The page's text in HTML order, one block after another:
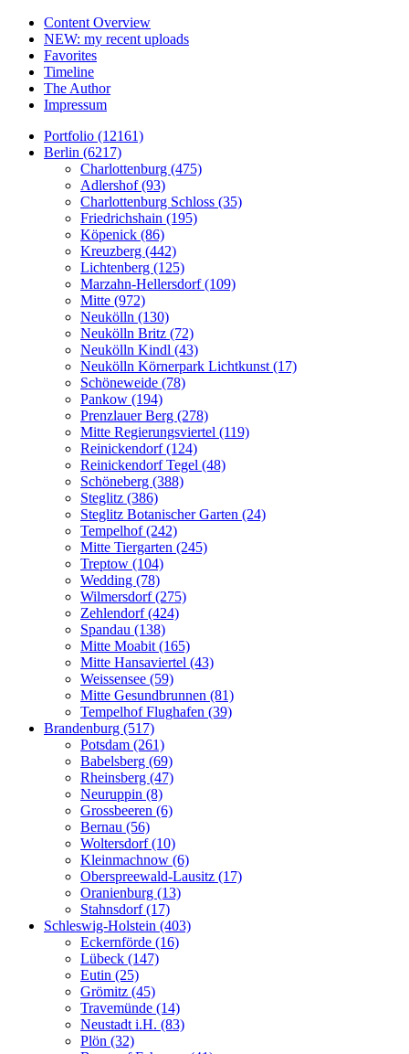
Content Overview
NEW: my recent uploads
Favorites
Timeline
The Author
Impressum
Portfolio (12161)
Berlin (6217)
Charlottenburg (475)
Adlershof (93)
Charlottenburg Schloss (35)
Friedrichshain (195)
Köpenick (86)
Kreuzberg (442)
Lichtenberg (125)
Marzahn-Hellersdorf (109)
Mitte (972)
Neukölln (130)
Neukölln Britz (72)
Neukölln Kindl (43)
Neukölln Körnerpark Lichtkunst (17)
Schöneweide (78)
Pankow (194)
Prenzlauer Berg (278)
Mitte Regierungsviertel (119)
Reinickendorf (124)
Reinickendorf Tegel (48)
Schöneberg (388)
Steglitz (386)
Steglitz Botanischer Garten (24)
Tempelhof (242)
Mitte Tiergarten (245)
Treptow (104)
Wedding (78)
Wilmersdorf (275)
Zehlendorf (424)
Spandau (138)
Mitte Moabit (165)
Mitte Hansaviertel (43)
Weissensee (59)
Mitte Gesundbrunnen (81)
Tempelhof Flughafen (39)
Brandenburg (517)
Potsdam (261)
Babelsberg (69)
Rheinsberg (47)
Neuruppin (8)
Grossbeeren (6)
Bernau (56)
Woltersdorf (10)
Kleinmachnow (6)
Oberspreewald-Lausitz (17)
Oranienburg (13)
Stahnsdorf (17)
Schleswig-Holstein (403)
Eckernförde (16)
Lübeck (147)
Eutin (25)
Grömitz (45)
Travemünde (14)
Neustadt i.H. (83)
Plön (32)